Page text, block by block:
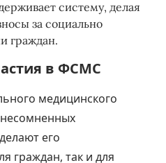
систему, делая
за социально
граждан.
в ФСМС
медицинского
его
граждан, так и для